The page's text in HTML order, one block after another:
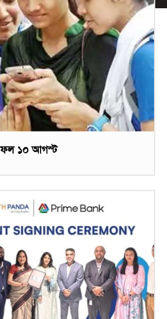
ফল ১০ আগস্ট